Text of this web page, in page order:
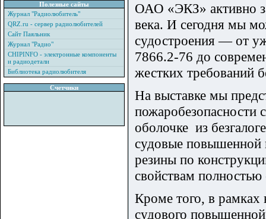
Полезные сайты
Журнал "Радиолюбитель"
QRZ.ru - сервер радиолюбителей
Сайт Паяльник
Журнал "Радио"
CHIPINFO - электронные компоненты
и радиодетали
Библиотека радиолюбителя
Счетчики
ОАО «ЭКЗ» активно
века. И сегодня мы
судостроения — от
7866.2-76 до
жестких требований
На выставке мы
пожаробезопасности
оболочке из
судовые повышенной
резины по
свойствам
Кроме того, в рамках
судового